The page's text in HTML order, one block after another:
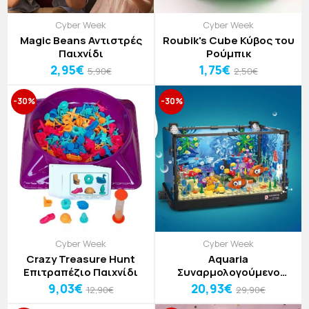
Cyber Week
Magic Beans Αντιστρές
Παιχνίδι
2,95€ 5,90€
Cyber Week
Roubik's Cube Κύβος του
Ρούμπικ
1,75€ 2,50€
-30%
Cyber Week
Crazy Treasure Hunt
Επιτραπέζιο Παιχνίδι
9,03€ 12,90€
-30%
Cyber Week
Aquaria
Συναρμολογούμενο
Ενυδρείο
20,93€ 29,90€